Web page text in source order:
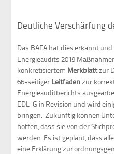
Deutliche Verschärfung
Das BAFA hat dies erkannt
Energieaudits 2019
konkretisiertem Merkblattzur
66-seitiger Leitfadenzur
Energieauditberichts
EDL-G in Revision und wird
bringen. Zukünftig können
hoffen, dass sie von der
werden. Es ist geplant, dass
eine Erklärung zur